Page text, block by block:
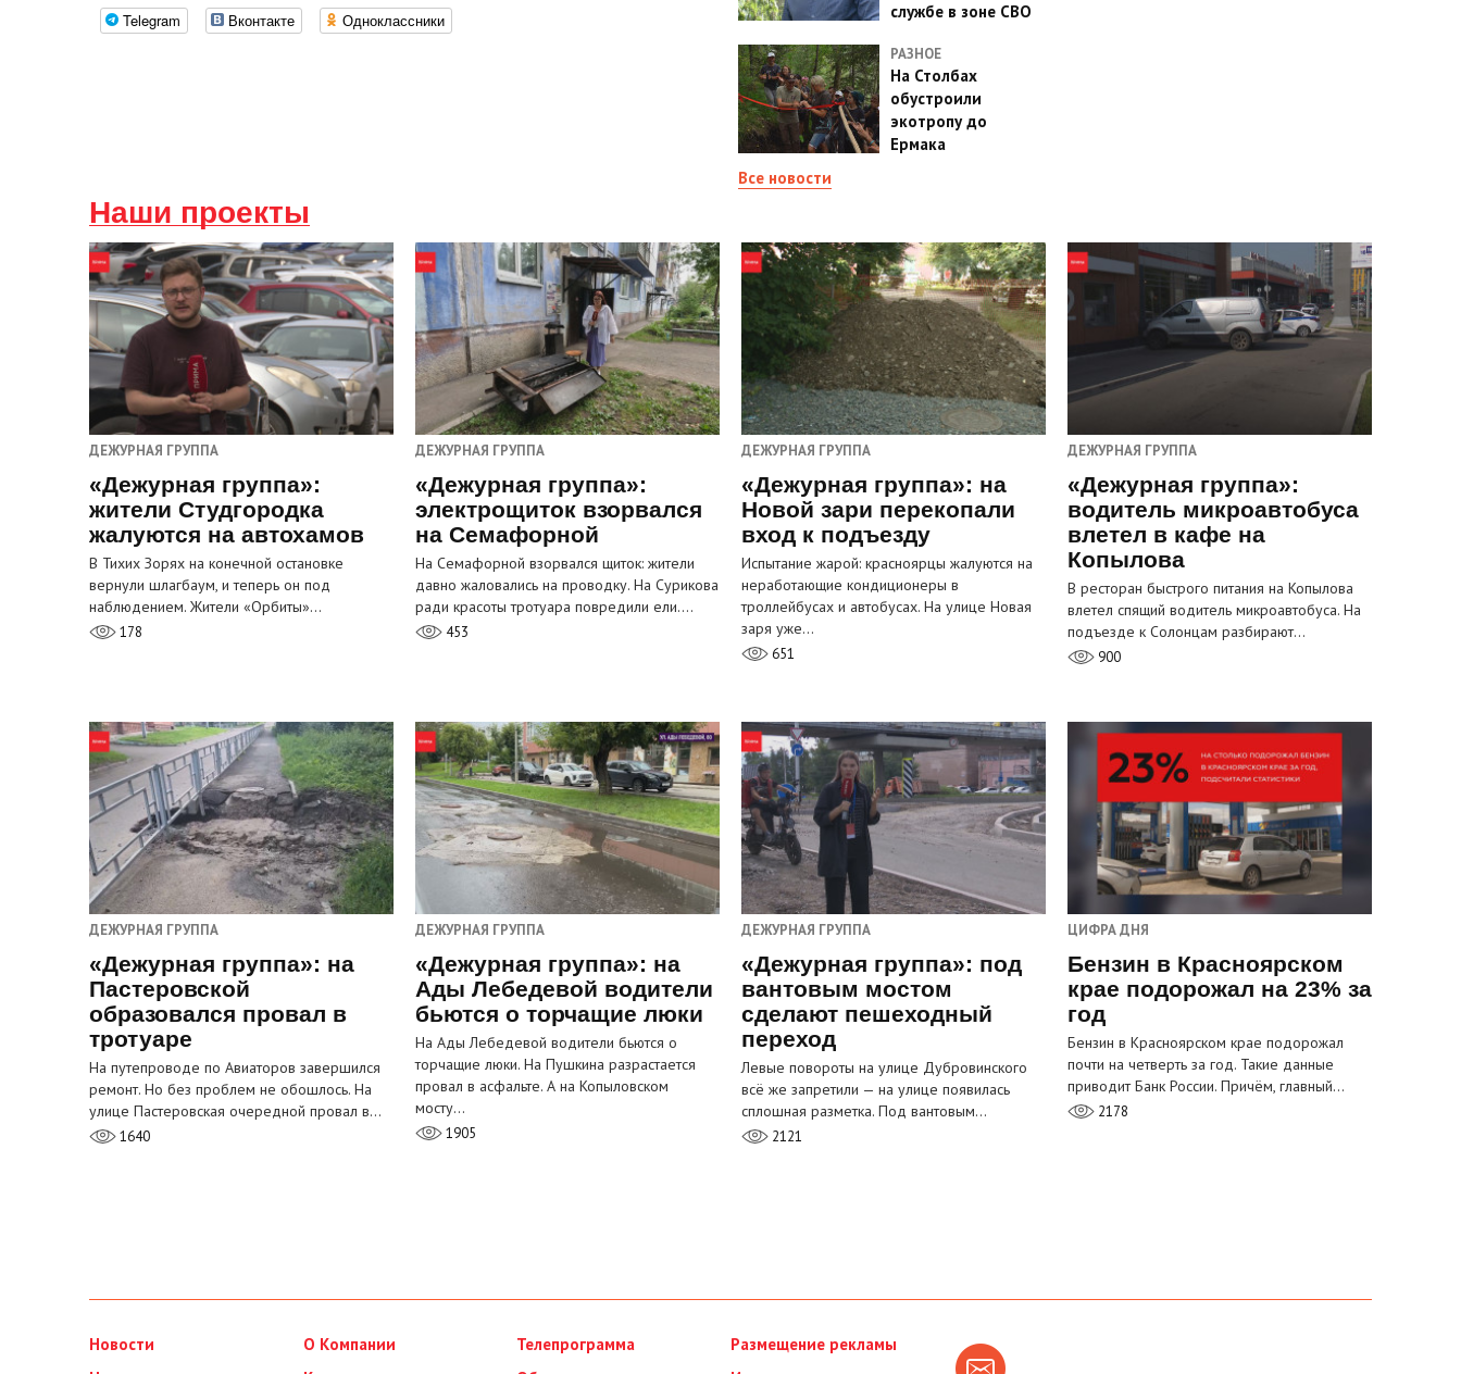
Telegram Вконтакте Одноклассники
службе в зоне СВО
РАЗНОЕ
На Столбах
обустроили
экотропу до
Ермака
Все новости
Наши проекты
ДЕЖУРНАЯ ГРУППА
«Дежурная группа»:
жители Студгородка
жалуются на автохамов
В Тихих Зорях на конечной остановке
вернули шлагбаум, и теперь он под
наблюдением. Жители «Орбиты»…
178
ДЕЖУРНАЯ ГРУППА
«Дежурная группа»:
электрощиток взорвался
на Семафорной
На Семафорной взорвался щиток: жители
давно жаловались на проводку. На Сурикова
ради красоты тротуара повредили ели.…
453
ДЕЖУРНАЯ ГРУППА
«Дежурная группа»: на
Новой зари перекопали
вход к подъезду
Испытание жарой: красноярцы жалуются на
неработающие кондиционеры в
троллейбусах и автобусах. На улице Новая
заря уже…
651
ДЕЖУРНАЯ ГРУППА
«Дежурная группа»:
водитель микроавтобуса
влетел в кафе на
Копылова
В ресторан быстрого питания на Копылова
влетел спящий водитель микроавтобуса. На
подъезде к Солонцам разбирают…
900
ДЕЖУРНАЯ ГРУППА
«Дежурная группа»: на
Пастеровской
образовался провал в
тротуаре
На путепроводе по Авиаторов завершился
ремонт. Но без проблем не обошлось. На
улице Пастеровская очередной провал в…
1640
ДЕЖУРНАЯ ГРУППА
«Дежурная группа»: на
Ады Лебедевой водители
бьются о торчащие люки
На Ады Лебедевой водители бьются о
торчащие люки. На Пушкина разрастается
провал в асфальте. А на Копыловском
мосту…
1905
ДЕЖУРНАЯ ГРУППА
«Дежурная группа»: под
вантовым мостом
сделают пешеходный
переход
Левые повороты на улице Дубровинского
всё же запретили — на улице появилась
сплошная разметка. Под вантовым…
2121
ЦИФРА ДНЯ
Бензин в Красноярском
крае подорожал на 23% за
год
Бензин в Красноярском крае подорожал
почти на четверть за год. Такие данные
приводит Банк России. Причём, главный…
2178
Новости
О Компании
Телепрограмма
Размещение рекламы